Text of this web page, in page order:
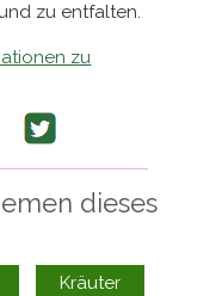
zu entfalten.
zu
Instagram
dieses
Kräuter